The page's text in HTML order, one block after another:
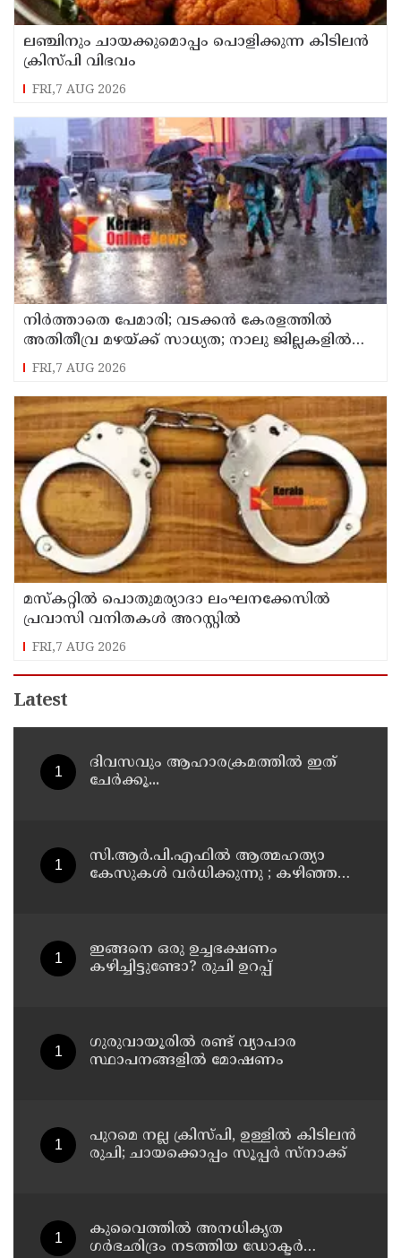
ലഞ്ചിനും ചായക്കുമൊപ്പം പൊളിക്കുന്ന കിടിലൻ
ക്രിസ്പി വിഭവം
FRI,7 AUG 2026
നിർത്താതെ പേമാരി; വടക്കന്‍ കേരളത്തില്‍
അതിതീവ്ര മഴയ്ക്ക് സാധ്യത; നാലു ജില്ലകളില്‍
റെഡ് അലര്‍ട്ട്
FRI,7 AUG 2026
മസ്‌കറ്റില്‍ പൊതുമര്യാദാ ലംഘനക്കേസില്‍
പ്രവാസി വനിതകള്‍ അറസ്റ്റില്‍
FRI,7 AUG 2026
Latest
ദിവസവും ആഹാരക്രമത്തിൽ ഇത്
ചേർക്കൂ...
സി.ആർ.പി.എഫിൽ ആത്മഹത്യാ
കേസുകൾ വർധിക്കുന്നു ; കഴിഞ്ഞ
ഇങ്ങനെ ഒരു ഉച്ചഭക്ഷണം
കഴിച്ചിട്ടുണ്ടോ? രുചി ഉറപ്പ്
ഗുരുവായൂരിൽ രണ്ട് വ്യാപാര
സ്ഥാപനങ്ങളിൽ മോഷണം
പുറമെ നല്ല ക്രിസ്പി, ഉള്ളിൽ കിടിലൻ
രുചി; ചായക്കൊപ്പം സൂപ്പർ സ്നാക്ക്
കുവൈത്തില്‍ അനധികൃത
ഗര്‍ഭഛിദ്രം നടത്തിയ ഡോക്ടര്‍